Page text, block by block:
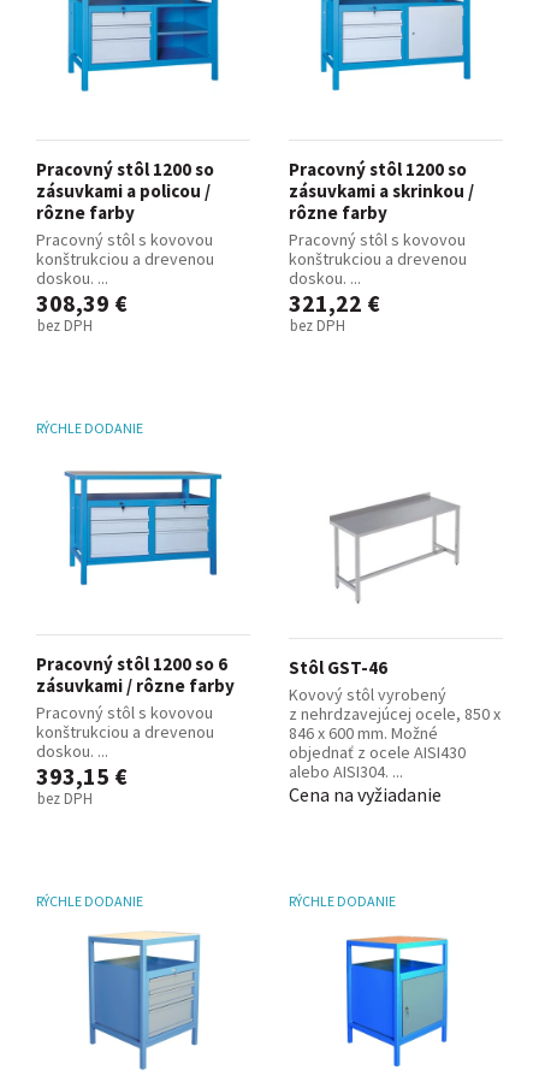
Pracovný stôl 1200 so
zásuvkami a policou /
rôzne farby
Pracovný stôl s kovovou
konštrukciou a drevenou
doskou. ...
308,39 €
bez DPH
Pracovný stôl 1200 so
zásuvkami a skrinkou /
rôzne farby
Pracovný stôl s kovovou
konštrukciou a drevenou
doskou. ...
321,22 €
bez DPH
RÝCHLE DODANIE
Pracovný stôl 1200 so 6
zásuvkami / rôzne farby
Pracovný stôl s kovovou
konštrukciou a drevenou
doskou. ...
393,15 €
bez DPH
Stôl GST-46
Kovový stôl vyrobený
z nehrdzavejúcej ocele, 850 x
846 x 600 mm. Možné
objednať z ocele AISI430
alebo AISI304. ...
Cena na vyžiadanie
RÝCHLE DODANIE RÝCHLE DODANIE